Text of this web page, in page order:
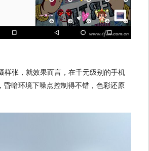
样张，就效果而言，在千元级别的手机
昏暗环境下噪点控制得不错，色彩还原